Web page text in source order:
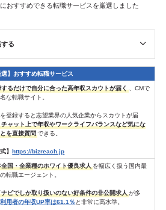
おすすめできる転職サービスを厳選しました
る
選】おすすめ転職サービス
するだけで自分に合った高年収スカウトが届く
、CMで
な転職サイト。
登録すると志望業界の人気企業からスカウトが届
チャット上で年収やワークライフバランスなど気にな
を直接質問 できる。
式】https://bizreach.jp
全国・全業種のホワイト優良求人 を幅広く扱う国内最
転職エージェント。
ナビでしか取り扱いのない好条件の非公開求人 が多
利用者の年収UP率は61.1％ と非常に高水準。